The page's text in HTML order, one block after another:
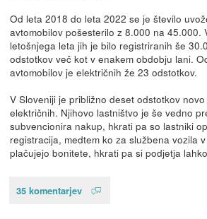
Od leta 2018 do leta 2022 se je število
avtomobilov pošesterilo z 8.000 na 45.000.
letošnjega leta jih je bilo registriranih še
odstotkov več kot v enakem obdobju lani.
avtomobilov je električnih že 23 odstotkov.
V Sloveniji je približno deset odstotkov
električnih. Njihovo lastništvo je še vedno
subvencionira nakup, hkrati pa so lastniki
registracija, medtem ko za službena vozila
plačujejo bonitete, hkrati pa si podjetja
35 komentarjev